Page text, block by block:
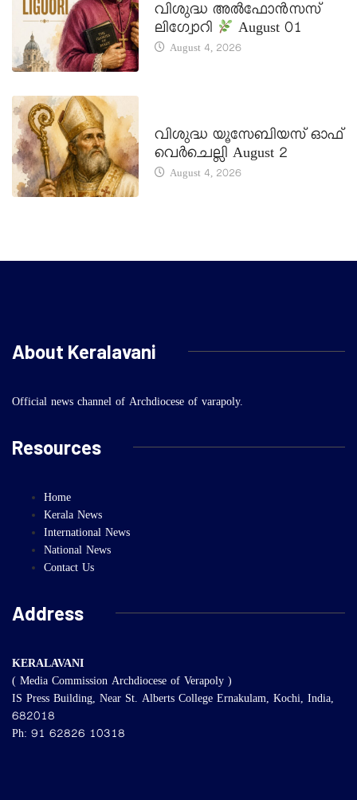
വിശുദ്ധ അൽഫോൻസസ്
ലിഗ്വോറി
August 01
August 4, 2026
വിശുദ്ധ യൂസേബിയസ് ഓഫ്
വെർചെല്ലി August 2
August 4, 2026
About Keralavani
Official news channel of Archdiocese of varapoly.
Resources
Home
Kerala News
International News
National News
Contact Us
Address
KERALAVANI
( Media Commission Archdiocese of Verapoly )
IS Press Building, Near St. Alberts College Ernakulam, Kochi, India,
682018
Ph: 91 62826 10318